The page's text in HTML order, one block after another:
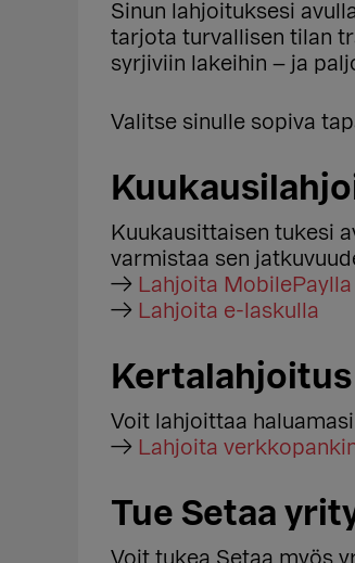
Sinun lahjoituksesi
tarjota turvallisen tilan
syrjiviin lakeihin – ja
Valitse sinulle sopiva
Kuukausittaisen tukesi
varmistaa sen
→ Lahjoita
→ Lahjoita e-laskulla
Kertalahjoitus
Voit lahjoittaa
→ Lahjoita
Tue Setaa
Voit tukea Setaa myös